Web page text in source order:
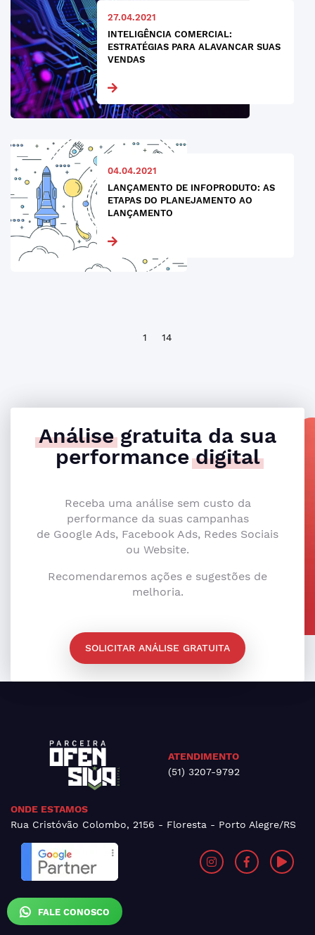
FALE CONOSCO
27.04.2021
INTELIGÊNCIA COMERCIAL:
ESTRATÉGIAS PARA ALAVANCAR SUAS
VENDAS
04.04.2021
LANÇAMENTO DE INFOPRODUTO: AS
ETAPAS DO PLANEJAMENTO AO
LANÇAMENTO
1 14
Análisegratuita da sua
performancedigital
Receba uma análise sem custo da
performance da suas campanhas
de Google Ads, Facebook Ads, Redes Sociais
ou Website.
Recomendaremos ações e sugestões de
melhoria.
SOLICITAR ANÁLISE GRATUITA
ATENDIMENTO
(51) 3207-9792
ONDE ESTAMOS
Rua Cristóvão Colombo, 2156 - Floresta - Porto Alegre/RS